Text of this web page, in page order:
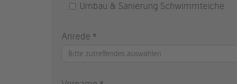
Umbau & Sanierung Schwimmteiche
Anrede *
Bitte zutreffendes auswählen